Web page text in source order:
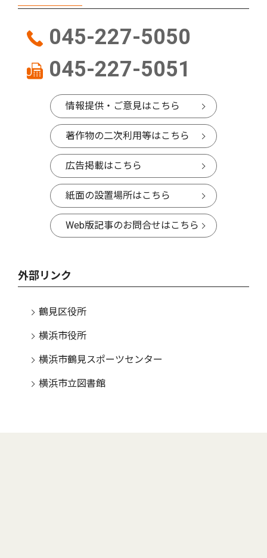
045-227-5050
045-227-5051
情報提供・ご意見はこちら
著作物の二次利用等はこちら
広告掲載はこちら
紙面の設置場所はこちら
Web版記事のお問合せはこちら
外部リンク
鶴見区役所
横浜市役所
横浜市鶴見スポーツセンター
横浜市立図書館